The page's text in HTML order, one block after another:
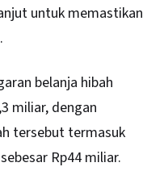
untuk memastikan
belanja hibah
miliar, dengan
tersebut termasuk
Rp44 miliar.